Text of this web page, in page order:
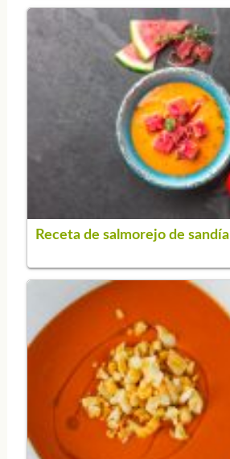
Receta de salmorejo de sandía